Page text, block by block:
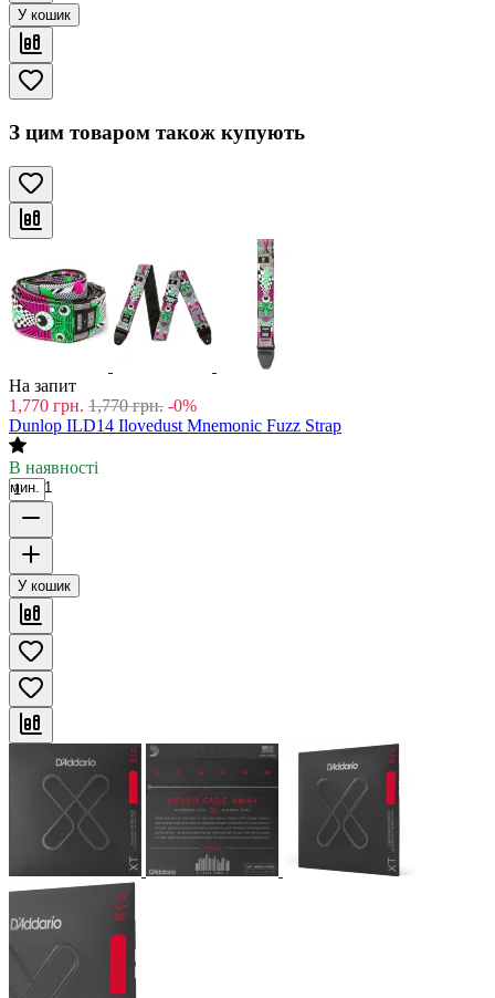
У кошик
З цим товаром також купують
На запит
1,770 грн. 1,770 грн. -0%
Dunlop ILD14 Ilovedust Mnemonic Fuzz Strap
В наявності
мин. 1
У кошик